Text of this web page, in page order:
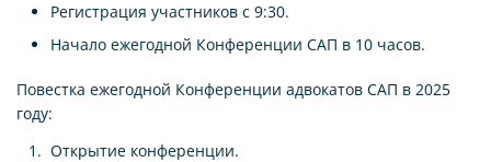
Регистрация участников с 9:30.
Начало ежегодной Конференции САП в 10 часов.
Повестка ежегодной Конференции адвокатов САП в 2025
году:
Открытие конференции.